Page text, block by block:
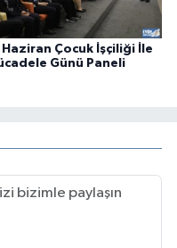
Haziran Çocuk İşçiliği İle
Günü Paneli